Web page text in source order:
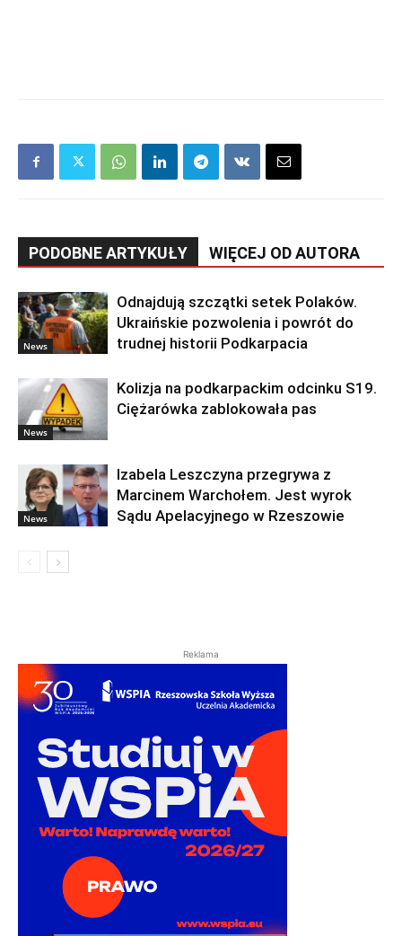
PODOBNE ARTYKUŁY WIĘCEJ OD AUTORA
News
Odnajdują szczątki setek Polaków.
Ukraińskie pozwolenia i powrót do
trudnej historii Podkarpacia
News
Kolizja na podkarpackim odcinku S19.
Ciężarówka zablokowała pas
News
Izabela Leszczyna przegrywa z
Marcinem Warchołem. Jest wyrok
Sądu Apelacyjnego w Rzeszowie
Reklama